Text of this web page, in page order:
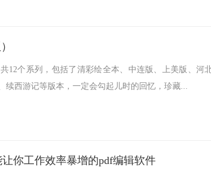
12个系列，包括了清彩绘全本、中连版、上美版、河北
续西游记等版本，一定会勾起儿时的回忆，珍藏...
你工作效率暴增的pdf编辑软件